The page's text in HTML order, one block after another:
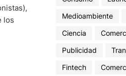
los
Medioambiente
Ciencia
Publicidad
Fintech